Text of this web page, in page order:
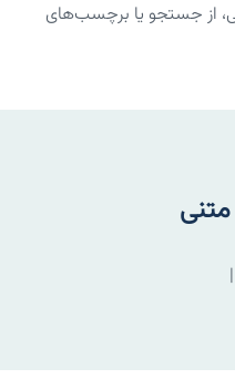
از جستجو یا برچسب‌های
|